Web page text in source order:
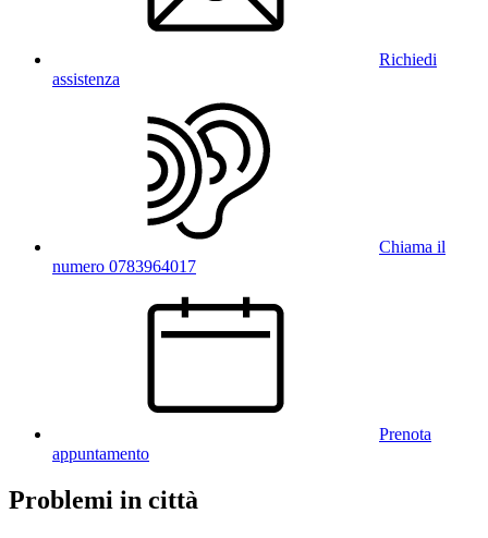
Richiedi
assistenza
Chiama il
numero 0783964017
Prenota
appuntamento
Problemi in città